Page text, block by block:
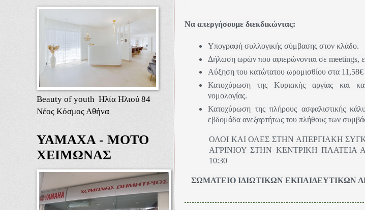
Να απεργήσουμε διεκδικώντας:
Υπογραφή συλλογικής σύμβασης στον κλάδο.
Δήλωση ωρών που αφιερώνονται σε meetings,
Αύξηση του κατώτατου ωρομισθίου στα 11,58€
Κατοχύρωση της Κυριακής αργίας και
νομολογίας.
Κατοχύρωση της πλήρους ασφαλιστικής
εβδομάδα ανεξαρτήτως του πλήθους των
ΟΛΟΙ ΚΑΙ ΟΛΕΣ ΣΤΗΝ ΑΠΕΡΓΙΑΚΗ
ΑΓΡΙΝΙΟΥ ΣΤΗΝ ΚΕΝΤΡΙΚΗ ΠΛΑΤΕΙΑ
10:30
ΣΩΜΑΤΕΙΟ ΙΔΙΩΤΙΚΩΝ ΕΚΠΑΙΔΕΥΤΙΚΩΝ
Beauty of youth Ηλία Ηλιού 84
Νέος Κόσμος Αθήνα
ΥΑΜΑΧΑ - ΜΟΤΟ
ΧΕΙΜΩΝΑΣ